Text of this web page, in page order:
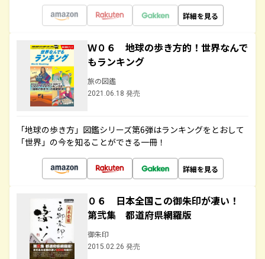
詳細を見る
Ｗ０６ 地球の歩き方的！世界なんで
もランキング
旅の図鑑
2021.06.18 発売
「地球の歩き方」図鑑シリーズ第6弾はランキングをとおして
「世界」の今を知ることができる一冊！
詳細を見る
０６ 日本全国この御朱印が凄い！
第弐集 都道府県網羅版
御朱印
2015.02.26 発売